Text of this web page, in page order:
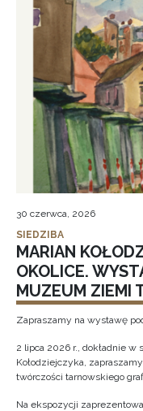
30 czerwca, 2026
SIEDZIBA
MARIAN
OKOLICE.
MUZEUM ZIEMI
Zapraszamy na wystawę
2 lipca 2026 r., dokładnie
Kołodziejczyka,
twórczości tarnowskiego
Na ekspozycji